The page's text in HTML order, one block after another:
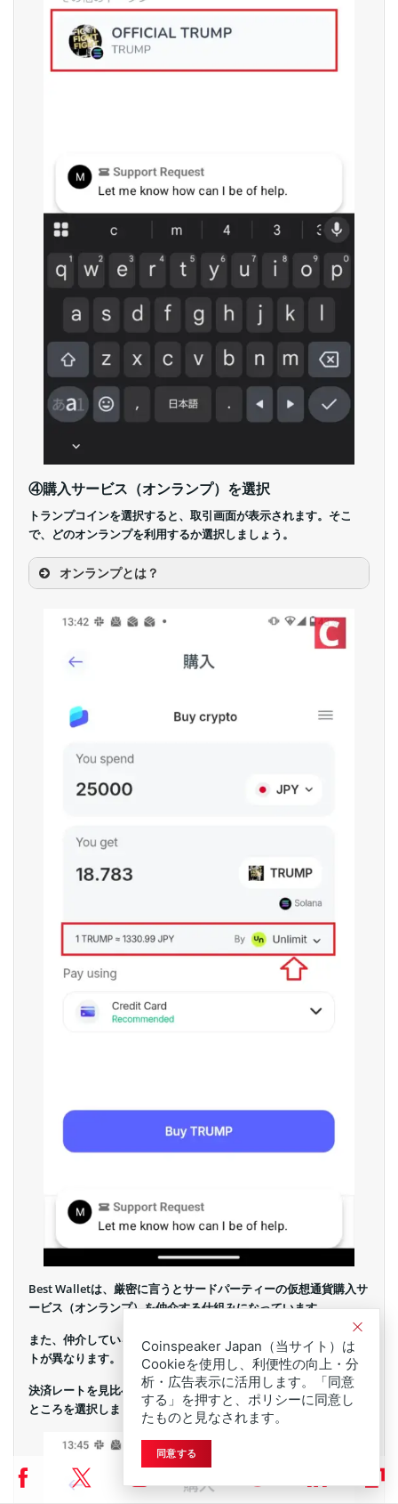
④購入サービス（オンランプ）を選択
トランプコインを選択すると、取引画面が表示されます。そこ
で、どのオンランプを利用するか選択しましょう。
オンランプとは？
Best Walletは、厳密に言うとサードパーティーの仮想通貨購入サ
ービス（オンランプ）を仲介する仕組みになっています。
また、仲介している購入サービスは複数あり、それぞれ決済レー
トが異なります。
決済レートを見比べて、できるだけ安くトランプコインを買える
ところを選択しましょう。
Coinspeaker Japan（当サイト）は
Cookieを使用し、利便性の向上・分
析・広告表示に活用します。「同意
する」を押すと、ポリシーに同意し
たものと見なされます。
同意する